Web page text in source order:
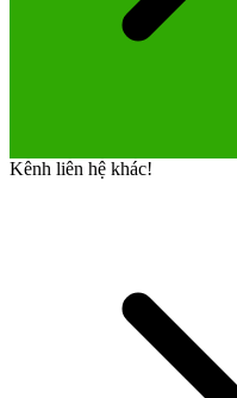
Kênh liên hệ khác!